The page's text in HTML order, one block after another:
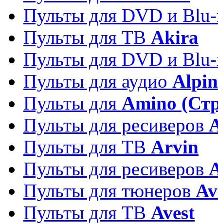
Пульты для DVD и
Пульты для ТВ Akira
Пульты для DVD и
Пульты для аудио
Пульты для Amino
Пульты для ресиверов
Пульты для ТВ Arvin
Пульты для ресиверов
Пульты для тюнеров
Пульты для ТВ Avest